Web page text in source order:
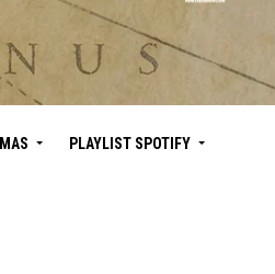
PLAYLIST SPOTIFY